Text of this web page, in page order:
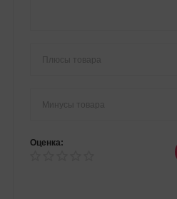
Оценка: